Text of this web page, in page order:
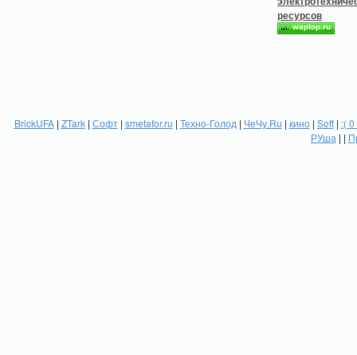
BrickUFA| ZTark| Софт| smetafor.ru | Техно-Голод | ЧеЧу.Ru | кино| Soft| :(
РУша | |